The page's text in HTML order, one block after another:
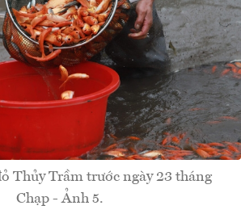
Thủy Trầm trước ngày 23 tháng
Chạp - Ảnh 5.